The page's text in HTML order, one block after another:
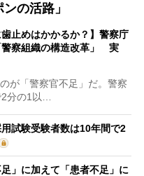
の活路」
歯止めはかかるか？】警察庁
警察組織の構造改革」 実
が「警察官不足」だ。警察
分の1以…
試験受験者数は10年間で2
」に加えて「患者不足」に